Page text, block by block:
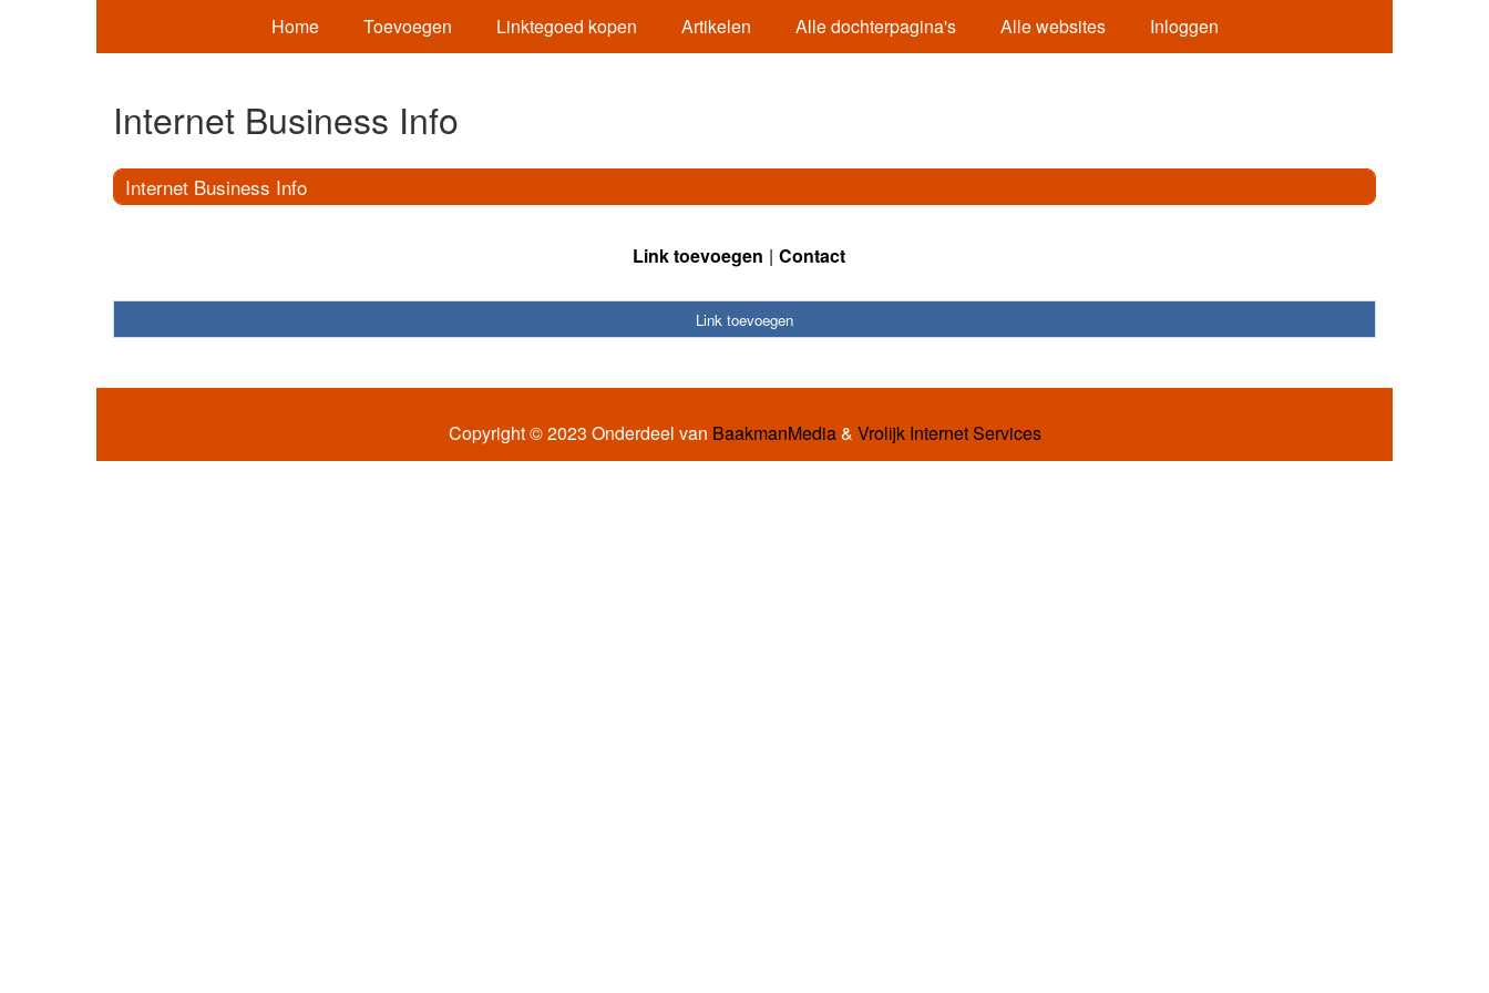
Home Toevoegen Linktegoed kopen Artikelen Alle dochterpagina's Alle websites Inloggen
Internet Business Info
Internet Business Info
Link toevoegen Contact
Link toevoegen
Copyright © 2023 Onderdeel van BaakmanMedia& Vrolijk Internet Services